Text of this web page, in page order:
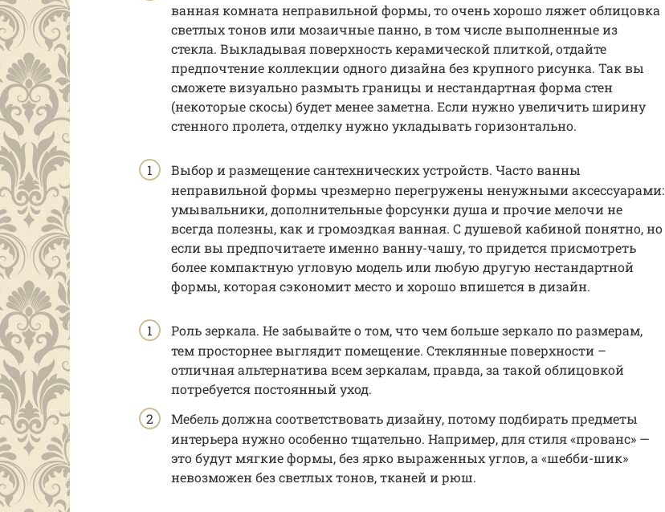
ванная комната неправильной формы, то очень хорошо ляжет облицовка
светлых тонов или мозаичные панно, в том числе выполненные из
стекла. Выкладывая поверхность керамической плиткой, отдайте
предпочтение коллекции одного дизайна без крупного рисунка. Так вы
сможете визуально размыть границы и нестандартная форма стен
(некоторые скосы) будет менее заметна. Если нужно увеличить ширину
стенного пролета, отделку нужно укладывать горизонтально.
Выбор и размещение сантехнических устройств. Часто ванны
неправильной формы чрезмерно перегружены ненужными аксессуарами:
умывальники, дополнительные форсунки душа и прочие мелочи не
всегда полезны, как и громоздкая ванная. С душевой кабиной понятно, но
если вы предпочитаете именно ванну-чашу, то придется присмотреть
более компактную угловую модель или любую другую нестандартной
формы, которая сэкономит место и хорошо впишется в дизайн.
Роль зеркала. Не забывайте о том, что чем больше зеркало по размерам,
тем просторнее выглядит помещение. Стеклянные поверхности –
отличная альтернатива всем зеркалам, правда, за такой облицовкой
потребуется постоянный уход.
Мебель должна соответствовать дизайну, потому подбирать предметы
интерьера нужно особенно тщательно. Например, для стиля «прованс» —
это будут мягкие формы, без ярко выраженных углов, а «шебби-шик»
невозможен без светлых тонов, тканей и рюш.